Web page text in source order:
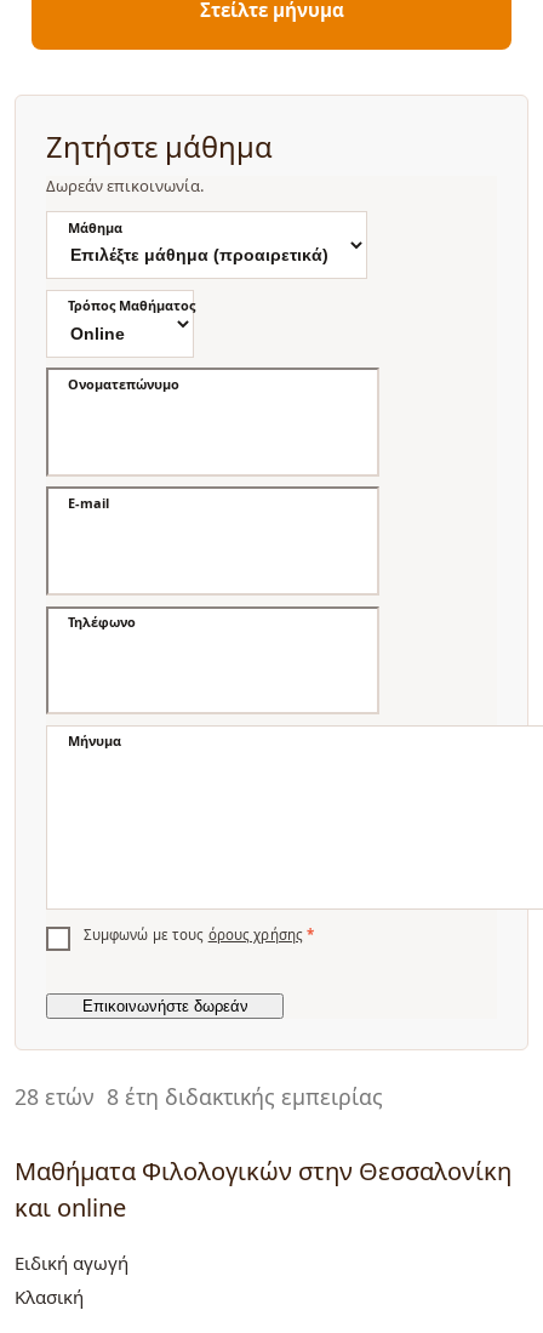
28 ετών 8 έτη διδακτικής εμπειρίας
Μαθήματα Φιλολογικών στην Θεσσαλονίκη
και online
Ειδική αγωγή
Κλασική
Στείλτε μήνυμα
Ζητήστε μάθημα
Δωρεάν επικοινωνία.
Μάθημα
Τρόπος Μαθήματος
Ονοματεπώνυμο
E-mail
Τηλέφωνο
Μήνυμα
Συμφωνώ με τους όρους χρήσης *